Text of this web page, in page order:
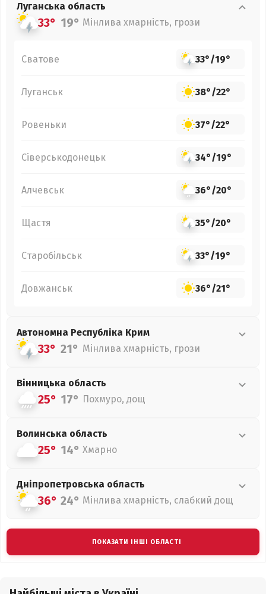
Луганська область
33° 19° Мінлива хмарність, грози
Сватове 33°/19°
Луганськ 38°/22°
Ровеньки 37°/22°
Сіверськодонецьк 34°/19°
Алчевськ 36°/20°
Щастя 35°/20°
Старобільськ 33°/19°
Довжанськ 36°/21°
Автономна Республіка Крим
33° 21° Мінлива хмарність, грози
Вінницька область
25° 17° Похмуро, дощ
Волинська область
25° 14° Хмарно
Дніпропетровська область
36° 24° Мінлива хмарність, слабкий дощ
ПОКАЗАТИ ІНШІ ОБЛАСТІ